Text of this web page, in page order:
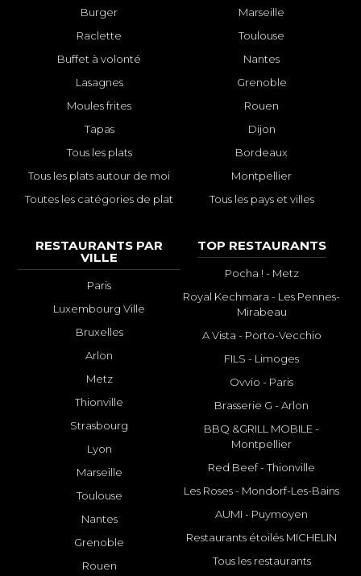
Burger
Raclette
Buffet à volonté
Lasagnes
Moules frites
Tapas
Tous les plats
Tous les plats autour de moi
Toutes les catégories de plat
Marseille
Toulouse
Nantes
Grenoble
Rouen
Dijon
Bordeaux
Montpellier
Tous les pays et villes
RESTAURANTS PAR
VILLE
Paris
Luxembourg Ville
Bruxelles
Arlon
Metz
Thionville
Strasbourg
Lyon
Marseille
Toulouse
Nantes
Grenoble
Rouen
TOP RESTAURANTS
Pocha ! - Metz
Royal Kechmara - Les Pennes-
Mirabeau
A Vista - Porto-Vecchio
FILS - Limoges
Ovvio - Paris
Brasserie G - Arlon
BBQ &GRILL MOBILE -
Montpellier
Red Beef - Thionville
Les Roses - Mondorf-Les-Bains
AUMI - Puymoyen
Restaurants étoilés MICHELIN
Tous les restaurants